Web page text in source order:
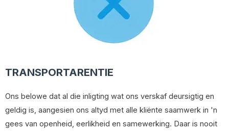
TRANSPORTARENTIE
Ons belowe dat al die inligting wat ons verskaf deursigtig en
geldig is, aangesien ons altyd met alle kliënte saamwerk in 'n
gees van openheid, eerlikheid en samewerking. Daar is nooit